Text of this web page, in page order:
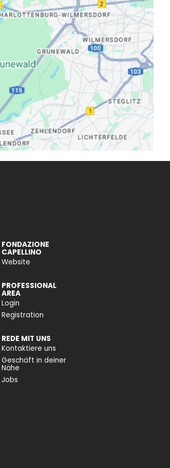
FONDAZIONE
CAPELLINO
Website
PROFESSIONAL
AREA
Login
Registration
REDE MIT UNS
Kontaktiere uns
Geschäft in deiner
Nähe
Jobs